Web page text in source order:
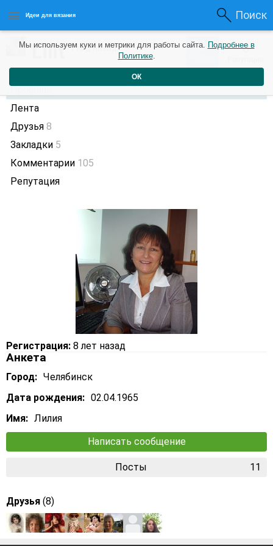
Идеи для вязания Поиск
Lilit1 год назад 324 0
Профиль
Лента
Друзья 8
Закладки 5
Комментарии 105
Репутация
Регистрация: 8 лет назад
Анкета
Город: Челябинск
Дата рождения: 02.04.1965
Имя: Лилия
Написать сообщение
Посты 11
Друзья (8)
Мы используем куки и метрики для работы сайта. Подробнее в
Политике.
ОК